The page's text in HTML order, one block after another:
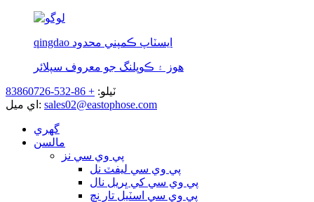
qingdao ايسٽاپ ڪمپني محدود
هوز ۽ ڪوپلنگ جو معروف سپلائر
ٽيلو: + 86-532-83860726
اي ميل: sales02@eastophose.com
گهري
مالسن
پي وي سي نز
پي وي سي ليفٽ نل
پي وي سي کي ڀريل نال
پي وي سي اسٽيل تار نچ